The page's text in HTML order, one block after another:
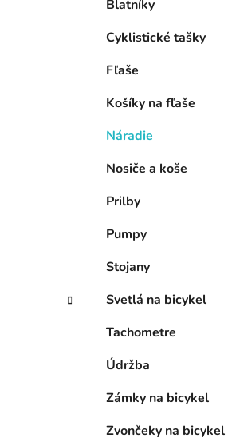
Blatníky
Cyklistické tašky
Fľaše
Košíky na fľaše
Náradie
Nosiče a koše
Prilby
Pumpy
Stojany
Svetlá na bicykel
Tachometre
Údržba
Zámky na bicykel
Zvončeky na bicykel